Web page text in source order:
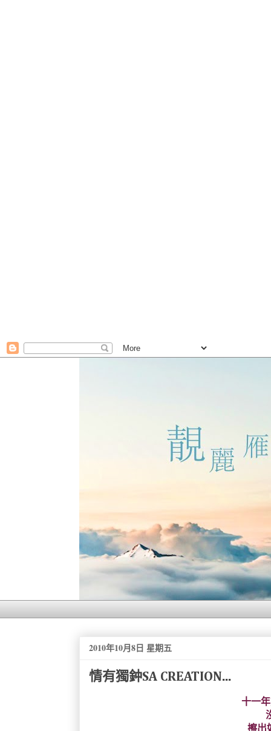
2010年10月8日 星期五
情有獨鈡SA CREATION...
十一
擦出